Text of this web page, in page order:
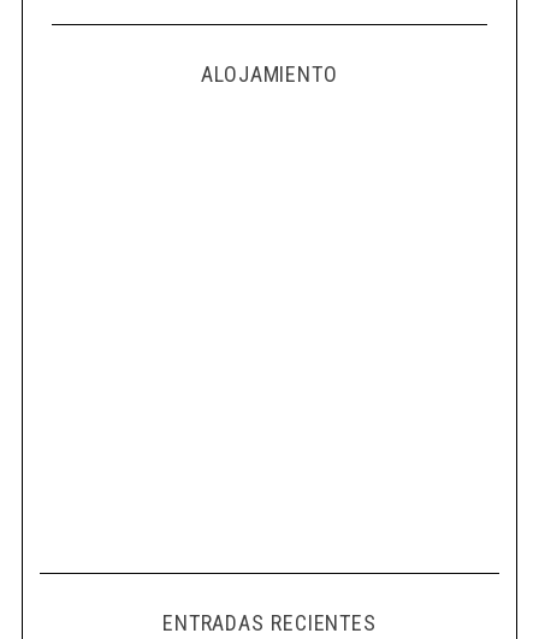
ALOJAMIENTO
ENTRADAS RECIENTES